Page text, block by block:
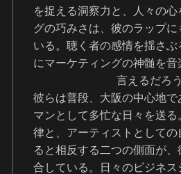
を捉える洞察力と、人々の
グの巧みさは、彼のラップ
いる。聴く者の感情を揺さぶ
にマーケティングの神髄を音
言えるだろう
彼らは普段、大阪の中心地
マンとして多忙な日々を送
律と、アーティストとして
ると相反する二つの側面が
合している。日々のビジネ